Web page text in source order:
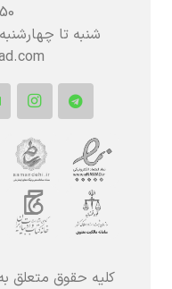
شنبه تا چهارشنبه 9 تا 17 و پنج‌شنبه‌ 9 تا 13
کلیه حقوق متعلق